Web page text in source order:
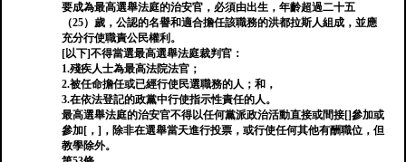
要成為最高選舉法庭的治安官，必須由出生，年齡超過二十五
（25）歲，公認的名譽和適合擔任該職務的洪都拉斯人組成，並應
充分行使職責公民權利。
[以下]不得當選最高選舉法庭裁判官：
1.殘疾人士為最高法院法官；
2.被任命擔任或已經行使民選職務的人；和，
3.在依法登記的政黨中行使指示性責任的人。
最高選舉法庭的治安官不得以任何黨派政治活動直接或間接[]參加或
參加[，]，除非在選舉當天進行投票，或行使任何​​其他有酬職位，但
教學除外。